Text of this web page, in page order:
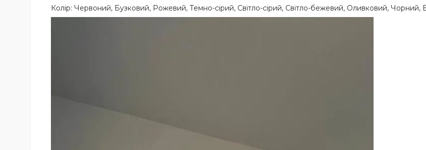
Колір: Червоний, Бузковий, Рожевий, Темно-сірий, Світло-сірий, Світло-бежевий, Оливковий,